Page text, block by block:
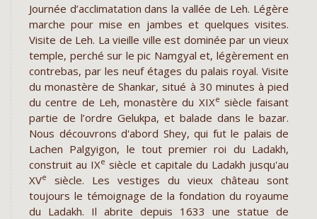
Journée d’acclimatation dans la vallée de Leh. Légère
marche pour mise en jambes et quelques visites.
Visite de Leh. La vieille ville est dominée par un vieux
temple, perché sur le pic Namgyal et, légèrement en
contrebas, par les neuf étages du palais royal. Visite
du monastère de Shankar, situé à 30 minutes à pied
du centre de Leh, monastère du XIXe siècle faisant
partie de l’ordre Gelukpa, et balade dans le bazar.
Nous découvrons d'abord Shey, qui fut le palais de
Lachen Palgyigon, le tout premier roi du Ladakh,
construit au IXe siècle et capitale du Ladakh jusqu'au
XVe
siècle. Les vestiges du vieux château sont
toujours le témoignage de la fondation du royaume
du Ladakh. Il abrite depuis 1633 une statue de